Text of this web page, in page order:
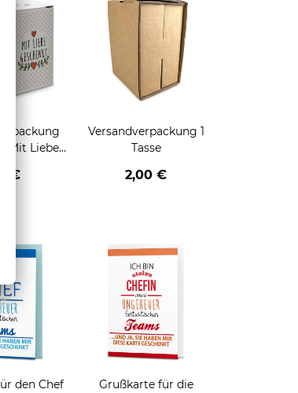
Mit Liebe
€
Versandverpackung 1
Tasse
2,00 €
den Chef
Grußkarte für die